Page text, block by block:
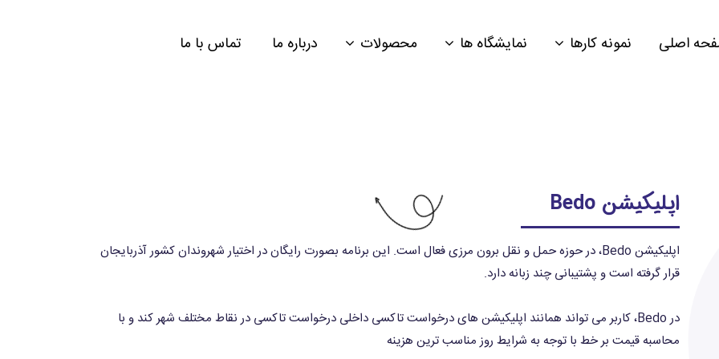
اصلی نمونه کارها نمایشگاه ها محصولات درباره ما تماس با ما
اپلیکیشن Bedo
اپلیکیشن Bedo، در حوزه حمل و نقل برون مرزی فعال است. این برنامه بصورت رایگان در اختیار شهروندان کشور آذربایجان
قرار گرفته است و پشتیبانی چند زبانه دارد.
در Bedo، کاربر می تواند همانند اپلیکیشن های درخواست تاکسی داخلی درخواست تاکسی در نقاط مختلف شهر کند و با
محاسبه قیمت بر خط با توجه به شرایط روز مناسب ترین هزینه